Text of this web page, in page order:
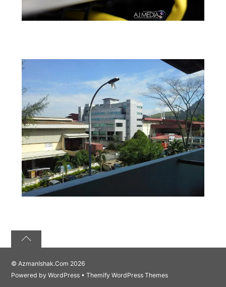
©AzmanIshak.Com 2026
Powered byWordPress •Themify WordPress Themes